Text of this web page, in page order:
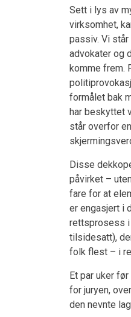
Sett i lys av
virksomhet,
passiv. Vi
advokater og
komme frem.
formålet bak
har beskyttet
står overfor
Disse
påvirket –
fare for at
er engasjert i
rettsprosess i
tilsidesatt),
folk flest – i
Et par uker
for juryen,
den nevnte